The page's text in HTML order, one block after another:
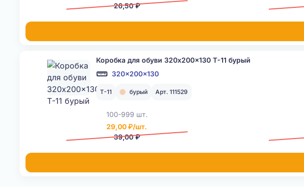
26,50 ₽
Коробка для обуви 320x200x130 Т-11 бурый
320x200x130
Т-11 бурый Арт. 111529
100-999 шт.
29,00 ₽/шт.
39,00 ₽